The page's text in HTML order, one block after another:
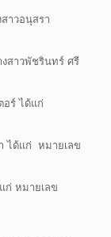
าวอนุสรา
งสาวพัชรินทร์ ศรี
อร์ ได้แก่
ได้แก่ หมายเลข
ก่ หมายเลข